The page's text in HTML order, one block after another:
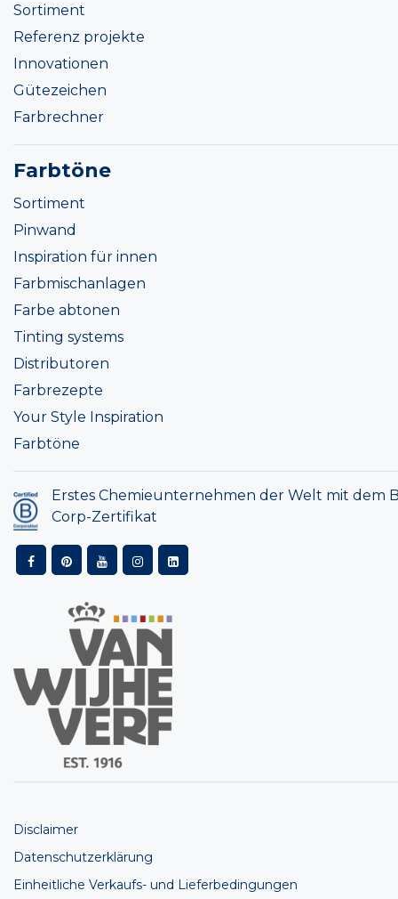
Sortiment
Referenz projekte
Innovationen
Gütezeichen
Farbrechner
Farbtöne
Sortiment
Pinwand
Inspiration für innen
Farbmischanlagen
Farbe abtonen
Tinting systems
Distributoren
Farbrezepte
Your Style Inspiration
Farbtöne
Erstes Chemieunternehmen der Welt mit dem
Corp-Zertifikat
Disclaimer
Datenschutzerklärung
Einheitliche Verkaufs- und Lieferbedingungen